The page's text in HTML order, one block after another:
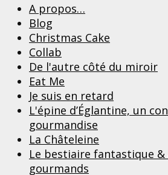
A propos…
Blog
Christmas Cake
Collab
De l'autre côté du miroir
Eat Me
Je suis en retard
L'épine d’Églantine, un
gourmandise
La Châteleine
Le bestiaire fantastique
gourmands